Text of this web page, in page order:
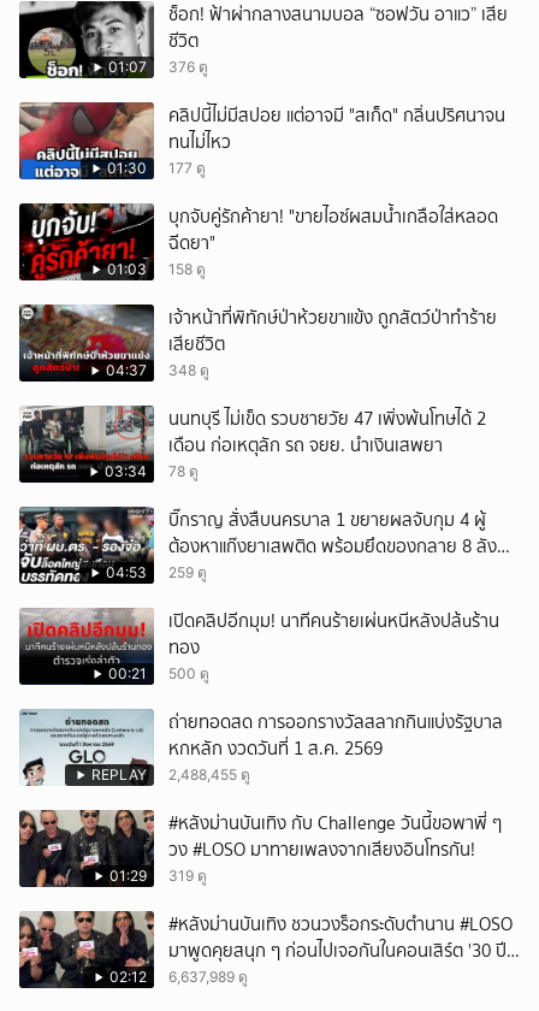
01:07
ช็อก! ฟ้าผ่ากลางสนามบอล “ซอฟวัน อาแว” เสีย
ชีวิต
376 ดู
01:30
คลิปนี้ไม่มีสปอย แต่อาจมี "สเก็ด" กลิ่นปริศนาจน
ทนไม่ไหว
177 ดู
01:03
บุกจับคู่รักค้ายา! "ขายไอซ์ผสมน้ำเกลือใส่หลอด
ฉีดยา"
158 ดู
04:37
เจ้าหน้าที่พิทักษ์ป่าห้วยขาแข้ง ถูกสัตว์ป่าทำร้าย
เสียชีวิต
348 ดู
03:34
นนทบุรี ไม่เข็ด รวบชายวัย 47 เพิ่งพ้นโทษได้ 2
เดือน ก่อเหตุลัก รถ จยย. นำเงินเสพยา
78 ดู
04:53
บิ๊กราญ สั่งสืบนครบาล 1 ขยายผลจับกุม 4 ผู้
ต้องหาแก๊งยาเสพติด พร้อมยึดของกลาย 8 ลัง
ส่งผ่านขนส่งเอกชนเข้า กทม.
259 ดู
00:21
เปิดคลิปอีกมุม! นาทีคนร้ายเผ่นหนีหลังปล้uร้าน
ทอง
500 ดู
REPLAY
ถ่ายทอดสด การออกรางวัลสลากกินแบ่งรัฐบาล
หกหลัก งวดวันที่ 1 ส.ค. 2569
2,488,455 ดู
01:29
#หลังม่านบันเทิง กับ Challenge วันนี้ขอพาพี่ ๆ
วง #LOSO มาทายเพลงจากเสียงอินโทรกัน!
319 ดู
02:12
#หลังม่านบันเทิง ชวนวงร็อกระดับตำนาน #LOSO
มาพูดคุยสนุก ๆ ก่อนไปเจอกันในคอนเสิร์ต '30 ปี
LOSO นานเท่าไรก็รอ'
6,637,989 ดู